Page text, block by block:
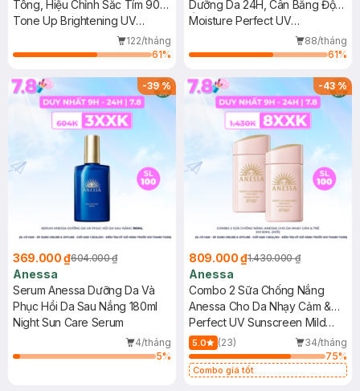
Tông, Hiệu Chỉnh Sắc Tím 90g
(Mới)
Tone Up Brightening UV
Sunscreen Gel SPF50+
PA++++
122/tháng
61%
Dưỡng Da 24H, Cân Bằng Độ
Ẩm 90g
Moisture Perfect UV
Sunscreen Skincare Gel
SPF50+ PA++++
88/tháng
61%
-39%
369.000 ₫604.000 ₫
Anessa
Serum Anessa Dưỡng Da Và
Phục Hồi Da Sau Nắng 180ml
Night Sun Care Serum
4/tháng
5%
-43%
809.000 ₫1.430.000 ₫
Anessa
Combo 2 Sữa Chống Nắng
Anessa Cho Da Nhạy Cảm &
Trẻ Em 60ml (Mới)
Perfect UV Sunscreen Mild
Milk (For Sensitive Skin)
SPF50+/PA++++
5.0 (23)
34/tháng
75%
Combo giá tốt